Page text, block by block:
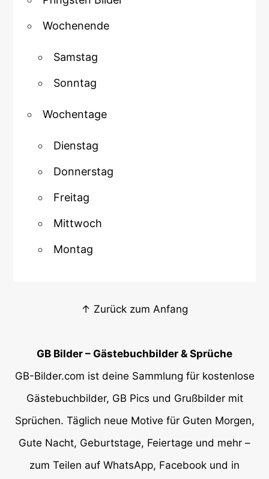
Wochenende
Samstag
Sonntag
Wochentage
Dienstag
Donnerstag
Freitag
Mittwoch
Montag
↑ Zurück zum Anfang
GB Bilder – Gästebuchbilder & Sprüche
GB-Bilder.com ist deine Sammlung für kostenlose
Gästebuchbilder, GB Pics und Grußbilder mit
Sprüchen. Täglich neue Motive für Guten Morgen,
Gute Nacht, Geburtstage, Feiertage und mehr –
zum Teilen auf WhatsApp, Facebook und in